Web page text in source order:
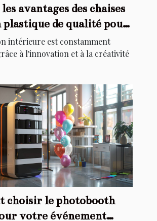
avantages des chaises
plastique de qualité pour
intérieure
intérieure est constamment
à l'innovation et à la créativité
choisir le photobooth
votre événement